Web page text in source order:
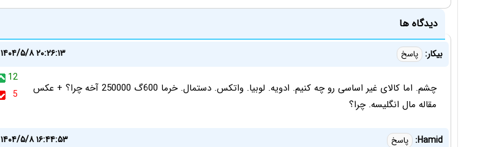
دیدگاه ها
بیکار: پاسخ
۱۴۰۴/۵/۸ ۲۰:۲۶:۱۳
12
5
چشم. اما کالای غیر اساسی رو چه کنیم. ادویه. لوبیا. واتکس. دستمال. خرما 600گ 250000 آخه چرا؟ + عکس
مقاله مال انگلیسه. چرا؟
Hamid: پاسخ
۱۴۰۴/۵/۸ ۱۶:۴۴:۵۳